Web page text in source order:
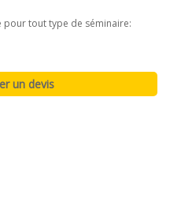
pour tout type de séminaire: